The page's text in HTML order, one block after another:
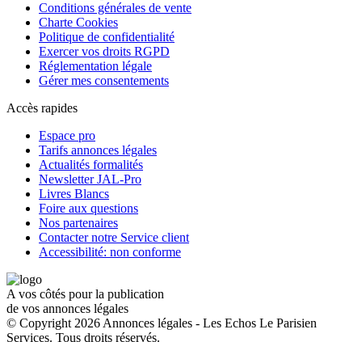
Conditions générales de vente
Charte Cookies
Politique de confidentialité
Exercer vos droits RGPD
Réglementation légale
Gérer mes consentements
Accès rapides
Espace pro
Tarifs annonces légales
Actualités formalités
Newsletter JAL-Pro
Livres Blancs
Foire aux questions
Nos partenaires
Contacter notre Service client
Accessibilité: non conforme
A vos côtés pour la publication
de vos annonces légales
© Copyright 2026 Annonces légales - Les Echos Le Parisien
Services. Tous droits réservés.